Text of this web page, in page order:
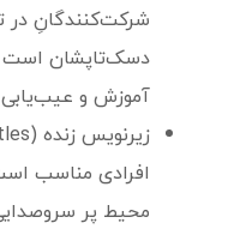
شرکت‌کنندگانِ
دسک‌تاپشان است
آموزش و
افرادی مناسب
محیط پر